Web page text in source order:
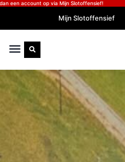
een account op via Mijn Slotoffensief!
Mijn Slotoffensief